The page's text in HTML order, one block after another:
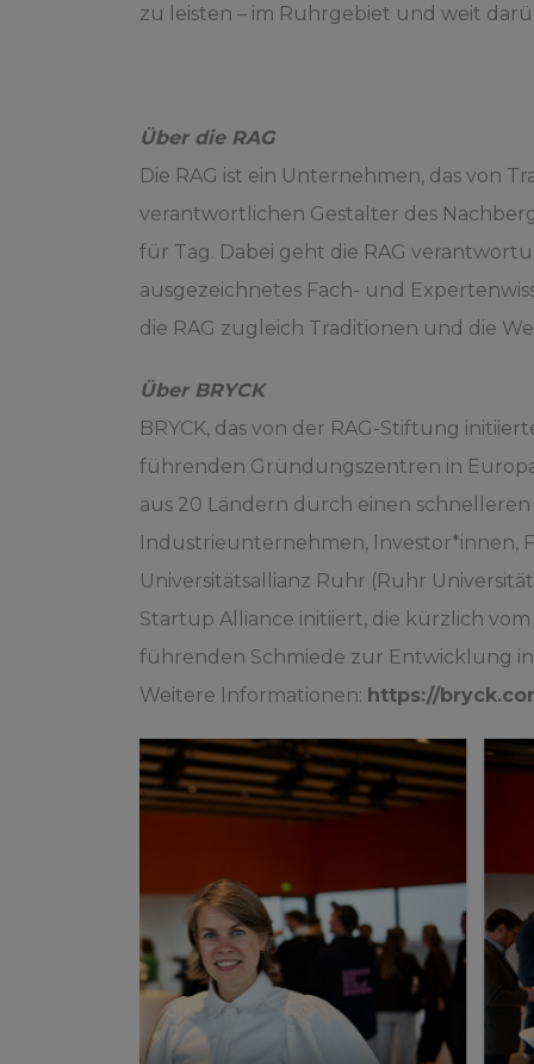
zu leisten – im Ruhrgebiet und weit
Über die RAG
Die RAG ist ein Unternehmen, das von
verantwortlichen Gestalter des
für Tag. Dabei geht die RAG
ausgezeichnetes Fach- und
die RAG zugleich Traditionen und die
Über BRYCK
BRYCK, das von der RAG-Stiftung
führenden Gründungszentren in
aus 20 Ländern durch einen
Industrieunternehmen, Investor*innen,
Universitätsallianz Ruhr (Ruhr
Startup Alliance initiiert, die kürzlich
führenden Schmiede zur Entwicklung
Weitere Informationen: https://